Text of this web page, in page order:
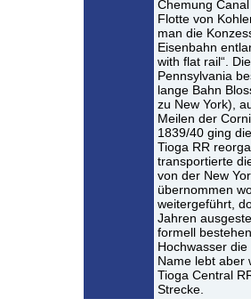
Chemung
Flotte von
man die
Eisenbahn
with flat rail“.
Pennsylvania
lange Bahn
zu New York),
Meilen der
1839/40 ging
Tioga RR
transportierte
von der New
übernommen
weitergeführt,
Jahren
formell
Hochwasser
Name lebt aber
Tioga Central
Strecke.